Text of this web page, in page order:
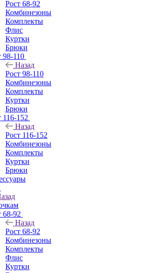
Рост 68-92
Комбинезоны
Комплекты
Флис
Куртки
Брюки
98-110
Назад
Рост 98-110
Комбинезоны
Комплекты
Куртки
Брюки
116-152
Назад
Рост 116-152
Комбинезоны
Комплекты
Куртки
Брюки
68-92
Назад
Рост 68-92
Комбинезоны
Комплекты
Флис
Куртки